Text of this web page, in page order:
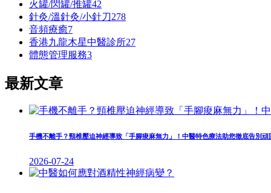
火罐/閃罐/推罐42
針灸/溫針灸/小針刀278
⾳頻療癒7
香港九龍木星中醫診所27
體態管理服務3
最新文章
手機不離手？頸椎壓迫神經導致「手腳痠麻無力」！中醫特色療法助您徹底告別頑
2026-07-24